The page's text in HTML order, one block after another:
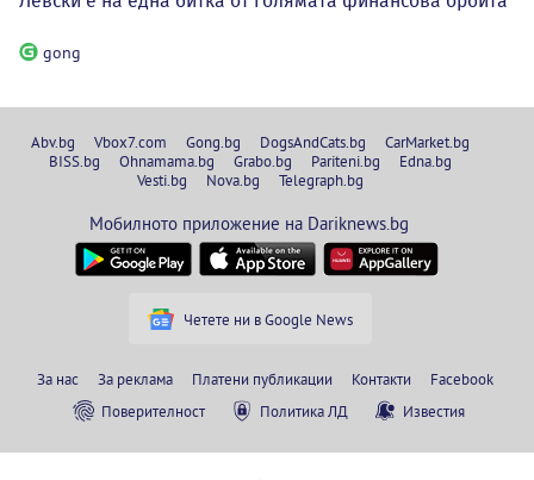
gong
Abv.bg Vbox7.com Gong.bg DogsAndCats.bg
CarMarket.bg
BISS.bg
Ohnamama.bg Grabo.bg Pariteni.bg
Edna.bg
Vesti.bg
Nova.bg Telegraph.bg
Мобилното приложение на Dariknews.bg
Четете ни в Google News
За нас За реклама Платени публикации Контакти
Facebook
Поверителност
Политика ЛД Известия